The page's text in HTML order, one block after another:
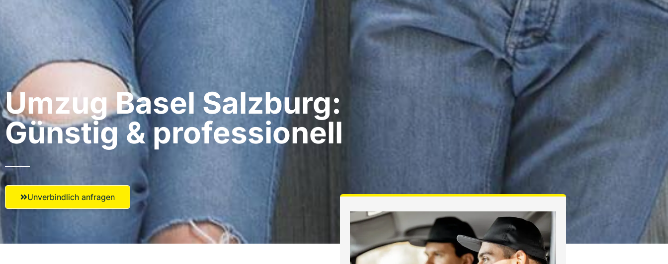
Umzug Basel​ Salzburg:
Günstig & professionell​
Unverbindlich anfragen